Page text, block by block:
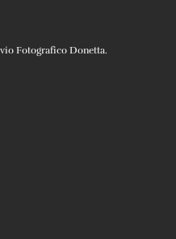
Fotografico Donetta.